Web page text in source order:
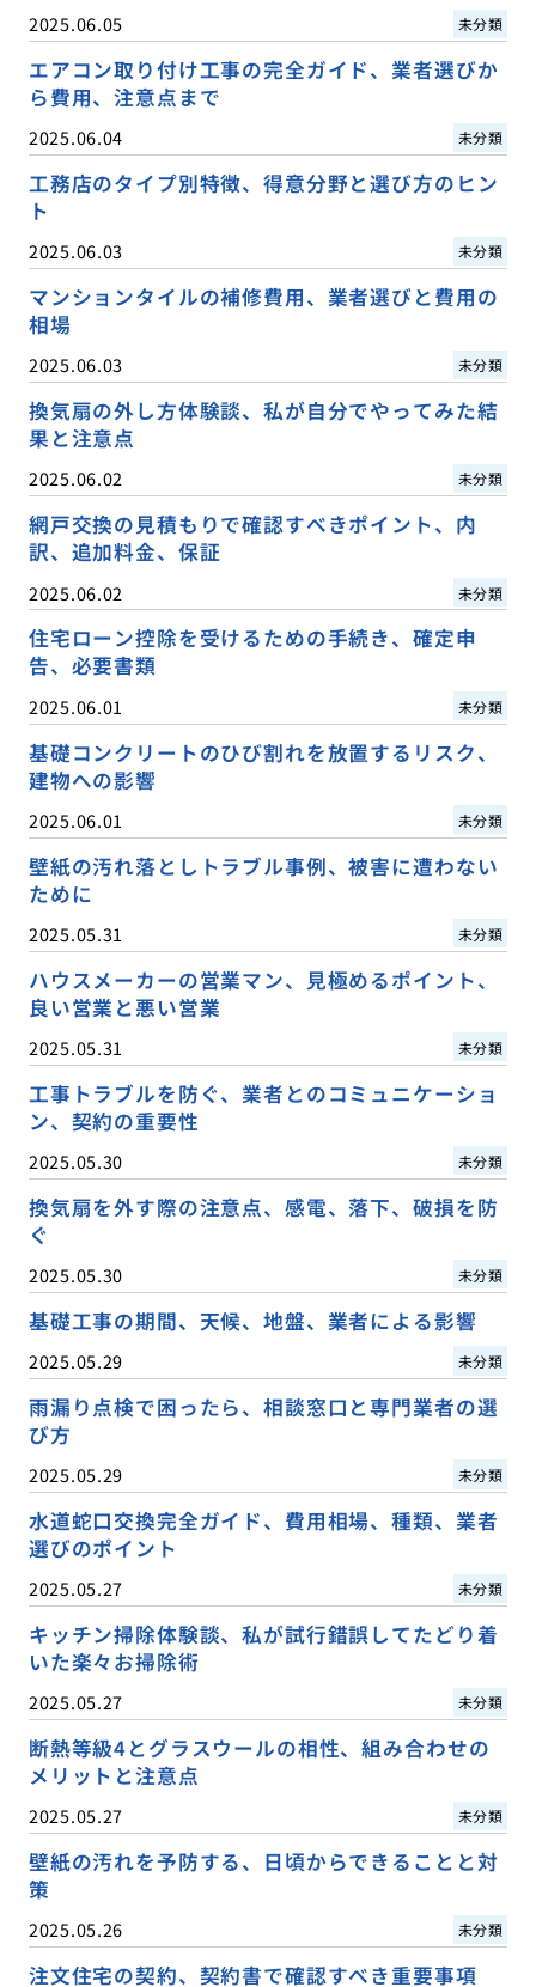
2025.06.05 未分類
エアコン取り付け工事の完全ガイド、業者選びか
ら費用、注意点まで
2025.06.04 未分類
工務店のタイプ別特徴、得意分野と選び方のヒン
ト
2025.06.03 未分類
マンションタイルの補修費用、業者選びと費用の
相場
2025.06.03 未分類
換気扇の外し方体験談、私が自分でやってみた結
果と注意点
2025.06.02 未分類
網戸交換の見積もりで確認すべきポイント、内
訳、追加料金、保証
2025.06.02 未分類
住宅ローン控除を受けるための手続き、確定申
告、必要書類
2025.06.01 未分類
基礎コンクリートのひび割れを放置するリスク、
建物への影響
2025.06.01 未分類
壁紙の汚れ落としトラブル事例、被害に遭わない
ために
2025.05.31 未分類
ハウスメーカーの営業マン、見極めるポイント、
良い営業と悪い営業
2025.05.31 未分類
工事トラブルを防ぐ、業者とのコミュニケーショ
ン、契約の重要性
2025.05.30 未分類
換気扇を外す際の注意点、感電、落下、破損を防
ぐ
2025.05.30 未分類
基礎工事の期間、天候、地盤、業者による影響
2025.05.29 未分類
雨漏り点検で困ったら、相談窓口と専門業者の選
び方
2025.05.29 未分類
水道蛇口交換完全ガイド、費用相場、種類、業者
選びのポイント
2025.05.27 未分類
キッチン掃除体験談、私が試行錯誤してたどり着
いた楽々お掃除術
2025.05.27 未分類
断熱等級4とグラスウールの相性、組み合わせの
メリットと注意点
2025.05.27 未分類
壁紙の汚れを予防する、日頃からできることと対
策
2025.05.26 未分類
注文住宅の契約、契約書で確認すべき重要事項